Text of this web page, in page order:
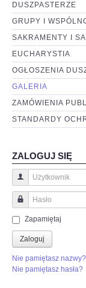
DUSZPASTERZE
GRUPY I
SAKRAMENTY I
EUCHARYSTIA
OGŁOSZENIA
GALERIA
ZAMÓWIENIA
STANDARDY
ZALOGUJ SIĘ
Użytkownik
Hasło
Zapamiętaj
Zaloguj
Nie pamiętasz nazwy?
Nie pamiętasz hasła?